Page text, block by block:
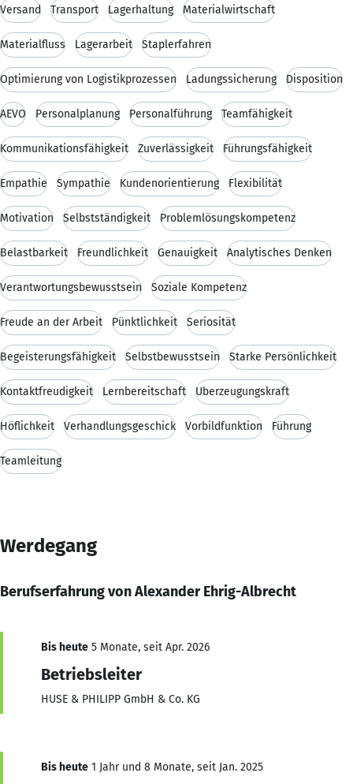
Versand Transport Lagerhaltung Materialwirtschaft
Materialfluss Lagerarbeit Staplerfahren
Optimierung von Logistikprozessen Ladungssicherung Disposition
AEVO Personalplanung Personalführung Teamfähigkeit
Kommunikationsfähigkeit Zuverlässigkeit Führungsfähigkeit
Empathie Sympathie Kundenorientierung Flexibilität
Motivation Selbstständigkeit Problemlösungskompetenz
Belastbarkeit Freundlichkeit Genauigkeit Analytisches Denken
Verantwortungsbewusstsein Soziale Kompetenz
Freude an der Arbeit Pünktlichkeit Seriosität
Begeisterungsfähigkeit Selbstbewusstsein Starke Persönlichkeit
Kontaktfreudigkeit Lernbereitschaft Überzeugungskraft
Höflichkeit Verhandlungsgeschick Vorbildfunktion Führung
Teamleitung
Werdegang
Berufserfahrung von Alexander Ehrig-Albrecht
Bis heute 5 Monate, seit Apr. 2026
Betriebsleiter
HUSE & PHILIPP GmbH & Co. KG
Bis heute 1 Jahr und 8 Monate, seit Jan. 2025